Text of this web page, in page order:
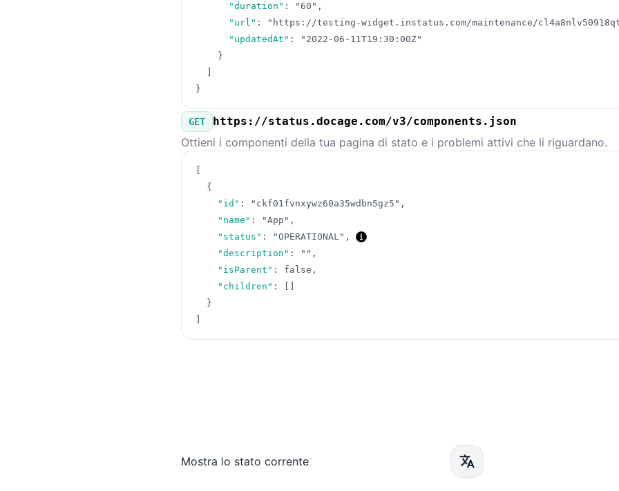
"duration" : "60" ,
"url" : "https://testing-widget.instatus.com/maintenance/
"updatedAt" :
"2022-06-11T19:30:00Z"
}
}
GET https://status.docage.com/v3/components.json
Ottieni i componenti della tua pagina di stato e i problemi attivi che li riguardano.
{
"id" : "ckf01fvnxywz60a35wdbn5gz5" ,
"name" : "App" ,
"status" : "OPERATIONAL" ,
"description" : "" ,
"isParent" : false ,
"children" :
}
Mostra lo stato corrente